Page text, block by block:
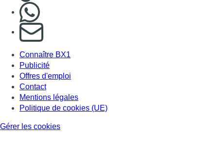
S'abonner à notre newsletter
Connaître BX1
Publicité
Offres d'emploi
Contact
Mentions légales
Politique de cookies (UE)
Gérer les cookies